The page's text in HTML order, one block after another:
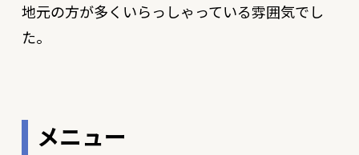
地元の方が多くいらっしゃっている雰囲気でし
た。
メニュー